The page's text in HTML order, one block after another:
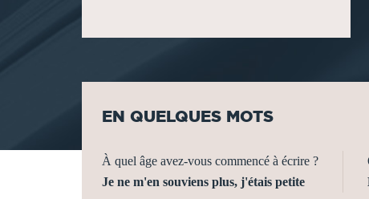
EN QUELQUES MOTS
À quel âge avez-vous commencé à écrire ?
Je ne m'en souviens plus, j'étais petite